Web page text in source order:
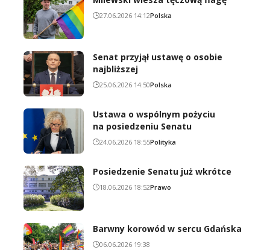
27.06.2026 14:12Polska
Senat przyjął ustawę o osobie
najbliższej
25.06.2026 14:50Polska
Ustawa o wspólnym pożyciu
na posiedzeniu Senatu
24.06.2026 18:55Polityka
Posiedzenie Senatu już wkrótce
18.06.2026 18:52Prawo
Barwny korowód w sercu Gdańska
06.06.2026 19:38